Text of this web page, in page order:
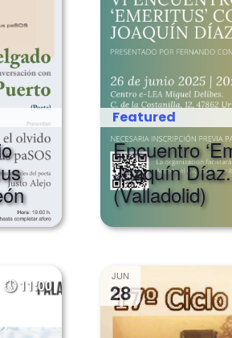
Featured
Encuentro
Joaquín
(Valladolid)
11:00
JUN
28